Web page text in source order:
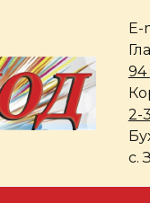
E-
94
2-
с.